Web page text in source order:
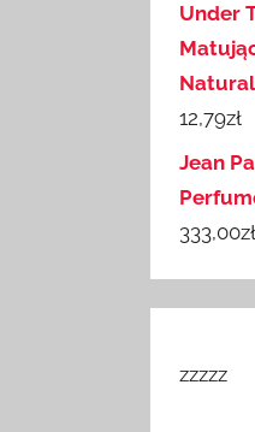
Under
12,79zł
Jean
333,00zł
zzzzz